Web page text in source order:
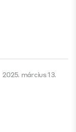
2025. március 13.